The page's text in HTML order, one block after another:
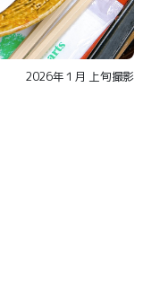
2026年１月 上旬撮影